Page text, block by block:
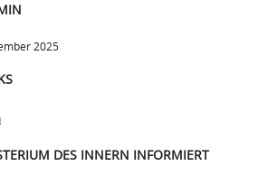
2025
DES INNERN INFORMIERT